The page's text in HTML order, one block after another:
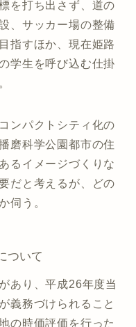
を打ち出さず、道の
、サッカー場の整備
指すほか、現在姫路
学生を呼び込む仕掛
ンパクトシティ化の
磨科学公園都市の住
るイメージづくりな
だと考えるが、どの
伺う。
ついて
あり、平成26年度当
義務づけられること
の時価評価を行った